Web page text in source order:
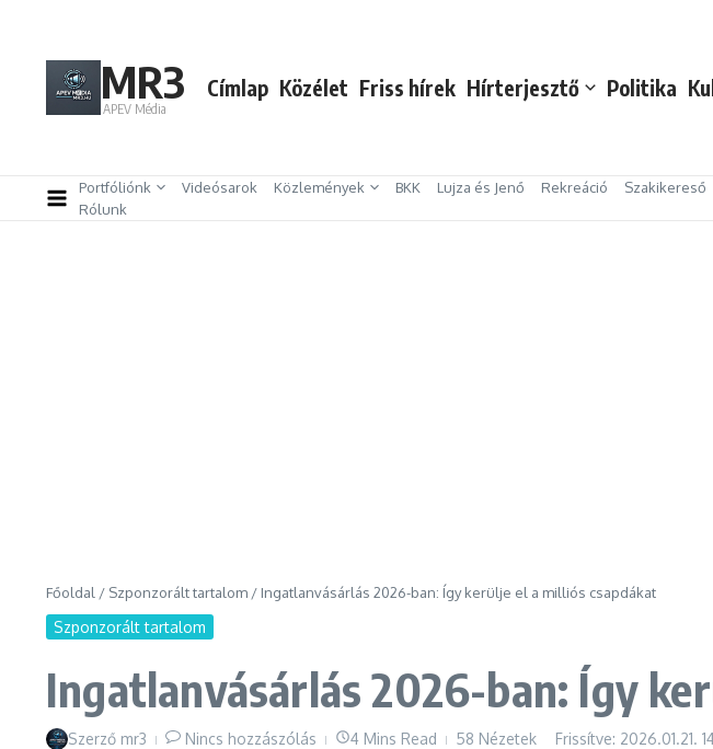
MR3
APEV Média
Címlap Közélet Friss hírek Hírterjesztő Politika
Portfóliónk Videósarok Közlemények BKK Lujza és Jenő Rekreáció Szakikereső
Rólunk
Főoldal / Szponzorált tartalom / Ingatlanvásárlás 2026-ban: Így kerülje el a milliós csapdákat
Szponzorált tartalom
Ingatlanvásárlás 2026-ban: Így
Szerző mr3 Nincs hozzászólás 4 Mins Read 58 Nézetek Frissítve: 2026.01.21.